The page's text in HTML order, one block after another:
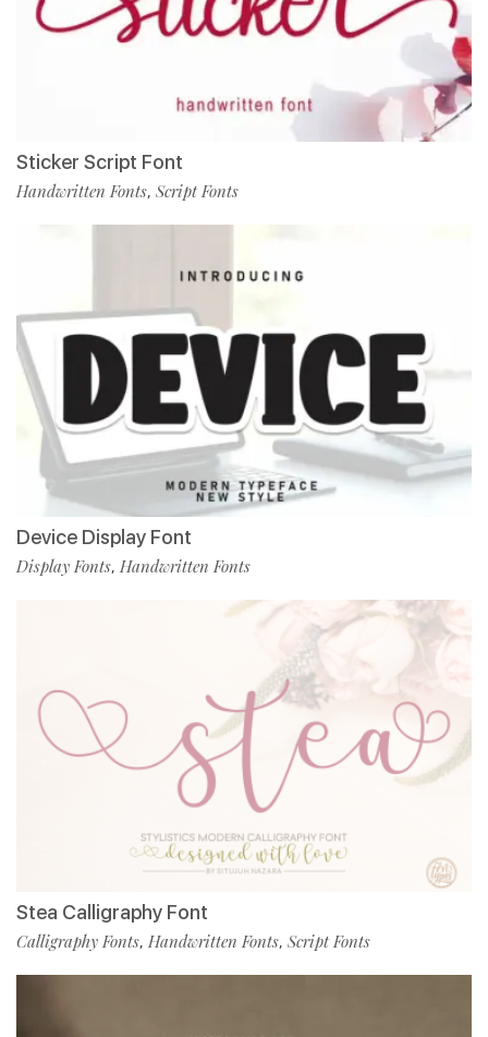
Sticker Script Font
Handwritten Fonts, Script Fonts
Device Display Font
Display Fonts, Handwritten Fonts
Stea Calligraphy Font
Calligraphy Fonts, Handwritten Fonts, Script Fonts